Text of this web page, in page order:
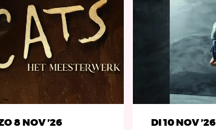
8 NOV ’26 DI 10 NOV ’26